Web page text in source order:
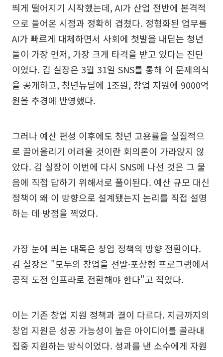
띄게 떨어지기 시작했는데, AI가 산업 전반에 본격적
으로 들어온 시점과 정확히 겹쳤다. 정형화된 업무를
AI가 빠르게 대체하면서 사회에 첫발을 내딛는 청년
들이 가장 먼저, 가장 크게 타격을 받고 있다는 진단
이었다. 김 실장은 3월 31일 SNS를 통해 이 문제의식
을 공개하고, 청년뉴딜에 1조원, 창업 지원에 9000억
원을 추경에 반영했다.
그러나 예산 편성 이후에도 청년 고용률을 실질적으
로 끌어올리기 어려울 것이란 회의론이 가라앉지 않
았다. 김 실장이 이번에 다시 SNS에 나선 것은 그 물
음에 직접 답하기 위해서로 풀이된다. 예산 규모 대신
정책이 왜 이 방향으로 설계됐는지 논리를 직접 설명
하는 데 방점을 찍었다.
가장 눈에 띄는 대목은 창업 정책의 방향 전환이다.
김 실장은 "모두의 창업을 선발·포상형 프로그램에서
공적 도전 인프라로 전환해야 한다"고 적었다.
이는 기존 창업 지원 정책과 결이 다르다. 지금까지의
창업 지원은 성공 가능성이 높은 아이디어를 골라내
집중 지원하는 방식이었다. 성과를 낸 소수에게 자원